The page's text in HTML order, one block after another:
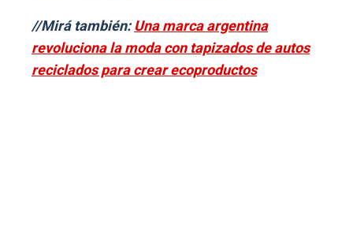
//Mirá también:Una marca argentina
revoluciona la moda con tapizados de autos
reciclados para crear ecoproductos